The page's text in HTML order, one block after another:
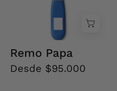
Remo Papa
Desde $95.000